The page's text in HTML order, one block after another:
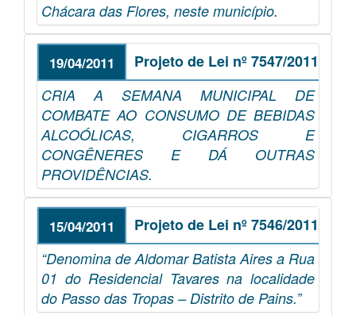
Chácara das Flores, neste município.
19/04/2011 Projeto de Lei nº 7547/2011
CRIA A SEMANA MUNICIPAL DE
COMBATE AO CONSUMO DE BEBIDAS
ALCOÓLICAS, CIGARROS E
CONGÊNERES E DÁ OUTRAS
PROVIDÊNCIAS.
15/04/2011 Projeto de Lei nº 7546/2011
“Denomina de Aldomar Batista Aires a Rua
01 do Residencial Tavares na localidade
do Passo das Tropas – Distrito de Pains.”